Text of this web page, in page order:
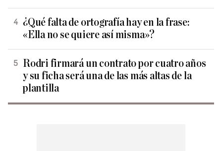
¿Qué falta de ortografía hay en la frase:
«Ella no se quiere así misma»?
Rodri firmará un contrato por cuatro años
y su ficha será una de las más altas de la
plantilla